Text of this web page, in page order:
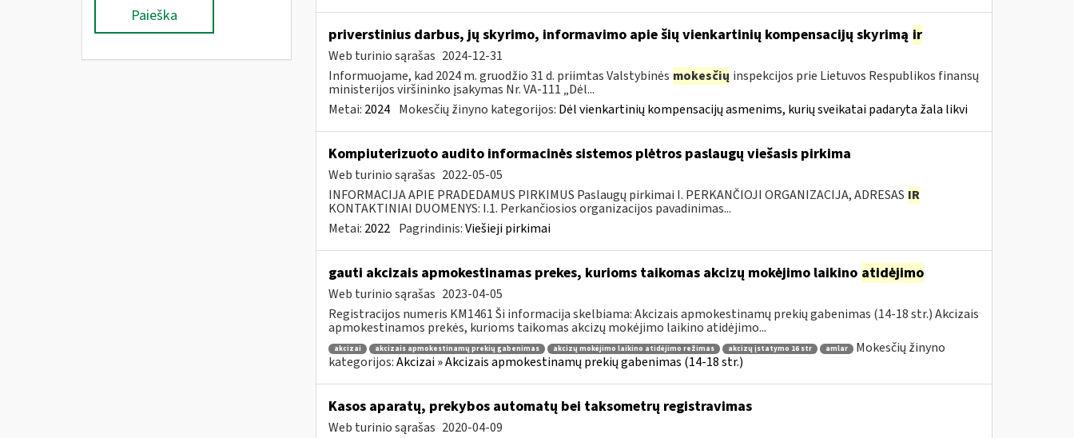
Paieška
priverstinius darbus, jų skyrimo, informavimo apie šių vienkartinių kompensacijų skyrimą ir
Web turinio sąrašas 2024-12-31
Informuojame, kad 2024 m. gruodžio 31 d. priimtas Valstybinės mokesčių inspekcijos prie Lietuvos Respublikos finansų
ministerijos viršininko įsakymas Nr. VA-111 „Dėl...
Metai: 2024 Mokesčių žinyno kategorijos: Dėl vienkartinių kompensacijų asmenims, kurių sveikatai padaryta žala likvi
Kompiuterizuoto audito informacinės sistemos plėtros paslaugų viešasis pirkima
Web turinio sąrašas 2022-05-05
INFORMACIJA APIE PRADEDAMUS PIRKIMUS Paslaugų pirkimai I. PERKANČIOJI ORGANIZACIJA, ADRESAS IR
KONTAKTINIAI DUOMENYS: I.1. Perkančiosios organizacijos pavadinimas...
Metai: 2022 Pagrindinis:Viešieji pirkimai
gauti akcizais apmokestinamas prekes, kurioms taikomas akcizų mokėjimo laikino atidėjimo
Web turinio sąrašas 2023-04-05
Registracijos numeris KM1461 Ši informacija skelbiama: Akcizais apmokestinamų prekių gabenimas (14-18 str.) Akcizais
apmokestinamos prekės, kurioms taikomas akcizų mokėjimo laikino atidėjimo...
akcizai akcizais apmokestinamų prekių gabenimas akcizų mokėjimo laikino atidėjimo režimas akcizų įstatymo 16 str amlar
Mokesčių žinyno
kategorijos:Akcizai » Akcizais apmokestinamų prekių gabenimas (14-18 str.)
Kasos aparatų, prekybos automatų bei taksometrų registravimas
Web turinio sąrašas 2020-04-09